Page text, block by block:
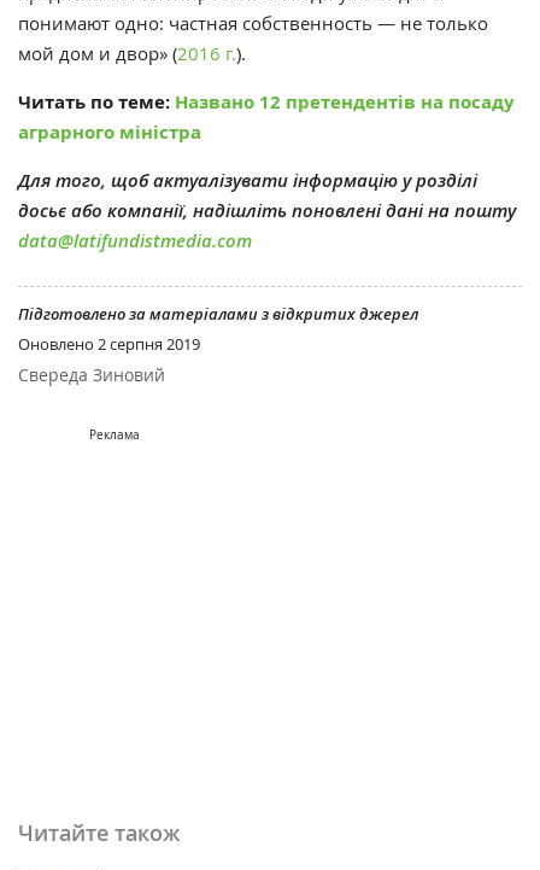
понимают одно: частная собственность — не только
мой дом и двор» (2016 г.).
Читать по теме: Названо 12 претендентів на посаду
аграрного міністра
Для того, щоб актуалізувати інформацію у розділі
досьє або компанії, надішліть поновлені дані на пошту
data@latifundistmedia.com
Підготовлено за матеріалами з відкритих джерел
Оновлено 2 серпня 2019
Свереда Зиновий
Реклама
Читайте також